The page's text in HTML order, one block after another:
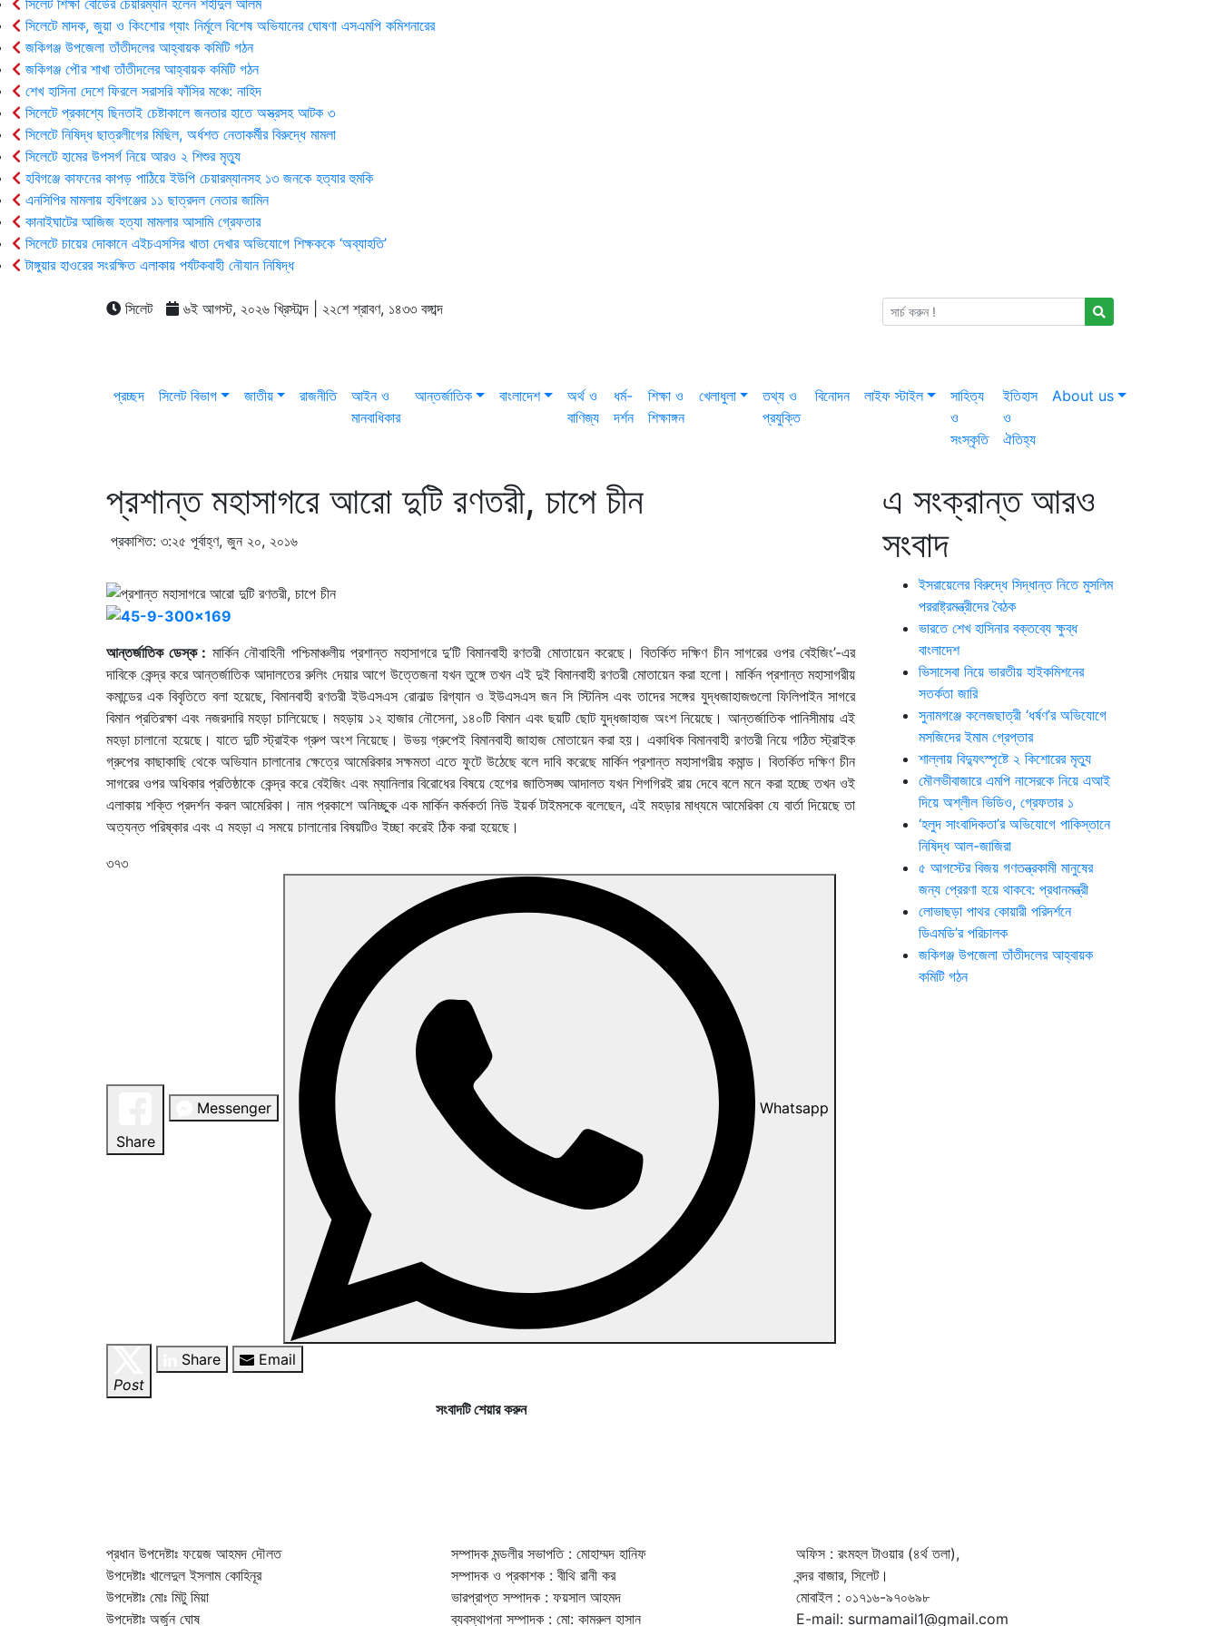
সিলেট শিক্ষা বোর্ডের চেয়ারম্যান হলেন শহীদুল আলম
সিলেটে মাদক, জুয়া ও কিংশোর গ্যাং নির্মূলে বিশেষ অভিযানের ঘোষণা এসএমপি কমিশনারের
জকিগঞ্জ উপজেলা তাঁতীদলের আহ্বায়ক কমিটি গঠন
জকিগঞ্জ পৌর শাখা তাঁতীদলের আহ্বায়ক কমিটি গঠন
শেখ হাসিনা দেশে ফিরলে সরাসরি ফাঁসির মঞ্চে: নাহিদ
সিলেটে প্রকাশ্যে ছিনতাই চেষ্টাকালে জনতার হাতে অস্ত্রসহ আটক ৩
সিলেটে নিষিদ্ধ ছাত্রলীগের মিছিল, অর্ধশত নেতাকর্মীর বিরুদ্ধে মামলা
সিলেটে হামের উপসর্গ নিয়ে আরও ২ শিশুর মৃত্যু
হবিগঞ্জে কাফনের কাপড় পাঠিয়ে ইউপি চেয়ারম্যানসহ ১৩ জনকে হত্যার হুমকি
এনসিপির মামলায় হবিগঞ্জের ১১ ছাত্রদল নেতার জামিন
কানাইঘাটের আজিজ হত্যা মামলার আসামি গ্রেফতার
সিলেটে চায়ের দোকানে এইচএসসির খাতা দেখার অভিযোগে শিক্ষককে ‘অব্যাহতি’
টাঙ্গুয়ার হাওরের সংরক্ষিত এলাকায় পর্যটকবাহী নৌযান নিষিদ্ধ
সিলেট ৬ই আগস্ট, ২০২৬ খ্রিস্টাব্দ | ২২শে শ্রাবণ, ১৪৩৩ বঙ্গাব্দ
প্রচ্ছদ সিলেট বিভাগ জাতীয় রাজনীতি
আইন ও
মানবাধিকার
আন্তর্জাতিক বাংলাদেশ
অর্থ ও
বাণিজ্য
ধর্ম-
দর্শন
শিক্ষা ও
শিক্ষাঙ্গন
খেলাধুলা
তথ্য ও
প্রযুক্তি
বিনোদন লাইফ স্টাইল
সাহিত্য
ও
সংস্কৃতি
ইতিহাস
ও
ঐতিহ্য
About us
প্রশান্ত মহাসাগরে আরো দুটি রণতরী, চাপে চীন
প্রকাশিত: ৩:২৫ পূর্বাহ্ণ, জুন ২০, ২০১৬
আন্তর্জাতিক ডেস্ক : মার্কিন নৌবাহিনী পশ্চিমাঞ্চলীয় প্রশান্ত মহাসাগরে দু’টি বিমানবাহী রণতরী মোতায়েন করেছে। বিতর্কিত দক্ষিণ চীন সাগরের ওপর বেইজিং’-এর
দাবিকে কেন্দ্র করে আন্তর্জাতিক আদালতের রুলিং দেয়ার আগে উত্তেজনা যখন তুঙ্গে তখন এই দুই বিমানবাহী রণতরী মোতায়েন করা হলো। মার্কিন প্রশান্ত মহাসাগরীয়
কমান্ডের এক বিবৃতিতে বলা হয়েছে, বিমানবাহী রণতরী ইউএসএস রোনাল্ড রিগ্যান ও ইউএসএস জন সি স্টিনিস এবং তাদের সঙ্গের যুদ্ধজাহাজগুলো ফিলিপাইন সাগরে
বিমান প্রতিরক্ষা এবং নজরদারি মহড়া চালিয়েছে। মহড়ায় ১২ হাজার নৌসেনা, ১৪০টি বিমান এবং ছয়টি ছোট যুদ্ধজাহাজ অংশ নিয়েছে। আন্তর্জাতিক পানিসীমায় এই
মহড়া চালানো হয়েছে। যাতে দুটি স্ট্রাইক গ্রুপ অংশ নিয়েছে। উভয় গ্রুপেই বিমানবাহী জাহাজ মোতায়েন করা হয়। একাধিক বিমানবাহী রণতরী নিয়ে গঠিত স্ট্রাইক
গ্রুপের কাছাকাছি থেকে অভিযান চালানোর ক্ষেত্রে আমেরিকার সক্ষমতা এতে ফুটে উঠেছে বলে দাবি করেছে মার্কিন প্রশান্ত মহাসাগরীয় কমান্ড। বিতর্কিত দক্ষিণ চীন
সাগরের ওপর অধিকার প্রতিষ্ঠাকে কেন্দ্র করে বেইজিং এবং ম্যানিলার বিরোধের বিষয়ে হেগের জাতিসঙ্ঘ আদালত যখন শিগগিরই রায় দেবে বলে মনে করা হচ্ছে তখন ওই
এলাকায় শক্তি প্রদর্শন করল আমেরিকা। নাম প্রকাশে অনিচ্ছুক এক মার্কিন কর্মকর্তা নিউ ইয়র্ক টাইমসকে বলেছেন, এই মহড়ার মাধ্যমে আমেরিকা যে বার্তা দিয়েছে তা
অত্যন্ত পরিষ্কার এবং এ মহড়া এ সময়ে চালানোর বিষয়টিও ইচ্ছা করেই ঠিক করা হয়েছে।
৩৭৩
Share
Messenger Whatsapp
Post
Share Email
সংবাদটি শেয়ার করুন
এ সংক্রান্ত আরও
সংবাদ
ইসরায়েলের বিরুদ্ধে সিদ্ধান্ত নিতে মুসলিম
পররাষ্ট্রমন্ত্রীদের বৈঠক
ভারতে শেখ হাসিনার বক্তব্যে ক্ষুব্ধ
বাংলাদেশ
ভিসাসেবা নিয়ে ভারতীয় হাইকমিশনের
সতর্কতা জারি
সুনামগঞ্জে কলেজছাত্রী ‘ধর্ষণ’র অভিযোগে
মসজিদের ইমাম গ্রেপ্তার
শাল্লায় বিদ্যুৎস্পৃষ্টে ২ কিশোরের মৃত্যু
মৌলভীবাজারে এমপি নাসেরকে নিয়ে এআই
দিয়ে অশ্লীল ভিডিও, গ্রেফতার ১
‘হলুদ সাংবাদিকতা’র অভিযোগে পাকিস্তানে
নিষিদ্ধ আল-জাজিরা
৫ আগস্টের বিজয় গণতন্ত্রকামী মানুষের
জন্য প্রেরণা হয়ে থাকবে: প্রধানমন্ত্রী
লোভাছড়া পাথর কোয়ারী পরিদর্শনে
ডিএমডি’র পরিচালক
জকিগঞ্জ উপজেলা তাঁতীদলের আহ্বায়ক
কমিটি গঠন
প্রধান উপদেষ্টাঃ ফয়েজ আহমদ দৌলত
উপদেষ্টাঃ খালেদুল ইসলাম কোহিনূর
উপদেষ্টাঃ মোঃ মিটু মিয়া
উপদেষ্টাঃ অর্জুন ঘোষ
সম্পাদক মন্ডলীর সভাপতি : মোহাম্মদ হানিফ
সম্পাদক ও প্রকাশক : বীথি রানী কর
ভারপ্রাপ্ত সম্পাদক : ফয়সাল আহমদ
ব্যবস্থাপনা সম্পাদক : মো: কামরুল হাসান
অফিস : রংমহল টাওয়ার (৪র্থ তলা),
বন্দর বাজার, সিলেট।
মোবাইল : ০১৭১৬-৯৭০৬৯৮
E-mail: surmamail1@gmail.com